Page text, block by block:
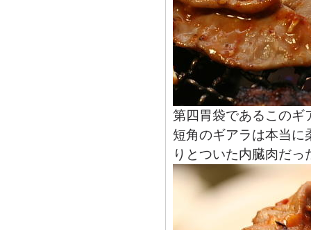
第四胃袋であるこのギ
短角のギアラは本当に
りとついた内臓肉だっ